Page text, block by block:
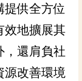
提供全方位
效地擴展其
，還肩負社
源改善環境